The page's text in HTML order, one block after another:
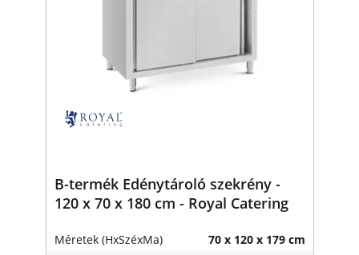
B-termék Edénytároló szekrény -
120 x 70 x 180 cm - Royal Catering
Méretek (HxSzéxMa) 70 x 120 x 179 cm